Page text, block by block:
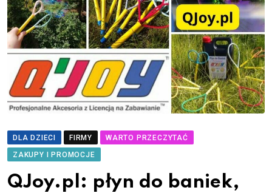
DLA DZIECI FIRMY
WARTO PRZECZYTAĆ
ZAKUPY I PROMOCJE
QJoy.pl: płyn do baniek,